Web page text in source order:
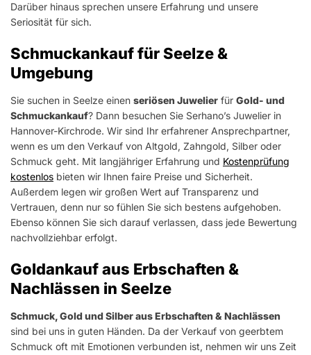
Darüber hinaus sprechen unsere Erfahrung und unsere
Seriosität für sich.
Schmuckankauf für Seelze &
Umgebung
Sie suchen in Seelze einen seriösen Juwelier für Gold- und
Schmuckankauf? Dann besuchen Sie Serhano’s Juwelier in
Hannover-Kirchrode. Wir sind Ihr erfahrener Ansprechpartner,
wenn es um den Verkauf von Altgold, Zahngold, Silber oder
Schmuck geht. Mit langjähriger Erfahrung und Kostenprüfung
kostenlos bieten wir Ihnen faire Preise und Sicherheit.
Außerdem legen wir großen Wert auf Transparenz und
Vertrauen, denn nur so fühlen Sie sich bestens aufgehoben.
Ebenso können Sie sich darauf verlassen, dass jede Bewertung
nachvollziehbar erfolgt.
Goldankauf aus Erbschaften &
Nachlässen in Seelze
Schmuck, Gold und Silber aus Erbschaften & Nachlässen
sind bei uns in guten Händen. Da der Verkauf von geerbtem
Schmuck oft mit Emotionen verbunden ist, nehmen wir uns Zeit